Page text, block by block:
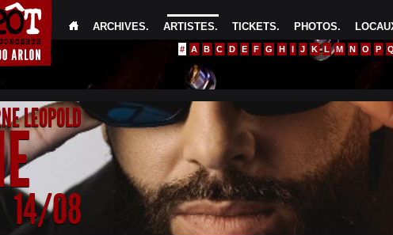
PHOTOS.
TICKETS.
ARTISTES.
ARCHIVES.
# A B C D E F G H I J K L M N O P
LEOPOLD
14/08